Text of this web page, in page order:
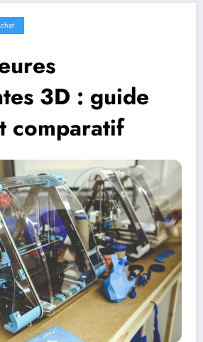
3D : guide
comparatif